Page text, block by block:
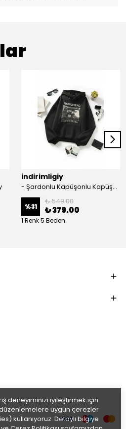
deneyiminizi iyileştirmek için
uygun çerezler
kullanıyoruz. Detaylı bilgiye
indirimligiy
- Şardonlu Kapüşonlu Kapüşonlu Kanguru Cep Oversize Lastik Paça Sweatshirt Takimi
%31
₺ 549.00
₺ 379.00
1 Renk 5 Beden